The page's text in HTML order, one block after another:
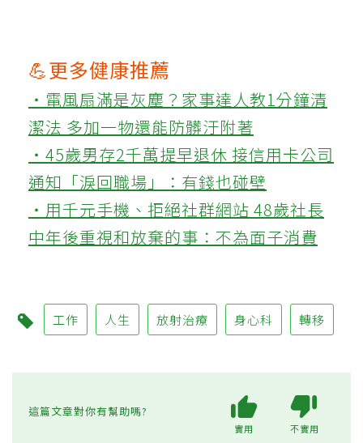
💪更多健康推薦
‧電風扇滿是灰塵？家事達人教1分鐘清
潔法 多加一物還能防髒汙附著
‧45歲男存2千萬提早退休 接信用卡公司
通知「淚回職場」：有錢也碰壁
‧用千元手機、拒絕社群網站 48歲社長
中年後重視和放棄的事：不為面子消費
工作 人生 放射治療 身心科 轉移
這篇文章對你有幫助嗎?
實用 不實用